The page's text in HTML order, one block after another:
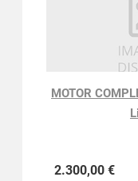
MOTOR
2.300,00€